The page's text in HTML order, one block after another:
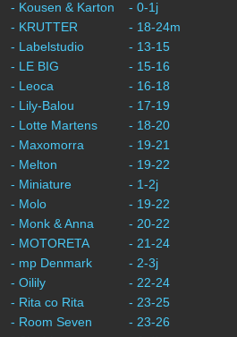
- Kousen & Karton
- KRUTTER
- Labelstudio
- LE BIG
- Leoca
- Lily-Balou
- Lotte Martens
- Maxomorra
- Melton
- Miniature
- Molo
- Monk & Anna
- MOTORETA
- mp Denmark
- Oilily
- Rita co Rita
- Room Seven
- 0-1j
- 18-24m
- 13-15
- 15-16
- 16-18
- 17-19
- 18-20
- 19-21
- 19-22
- 1-2j
- 19-22
- 20-22
- 21-24
- 2-3j
- 22-24
- 23-25
- 23-26